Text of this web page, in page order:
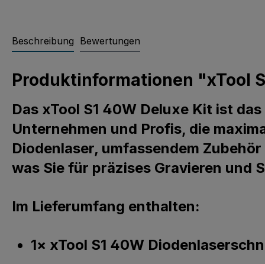
Beschreibung Bewertungen
Produktinformationen "xTool
Das xTool S1 40W Deluxe Kit ist
Unternehmen und Profis, die
Diodenlaser, umfassendem
was Sie für präzises Gravieren und
Im Lieferumfang enthalten:
1× xTool S1 40W